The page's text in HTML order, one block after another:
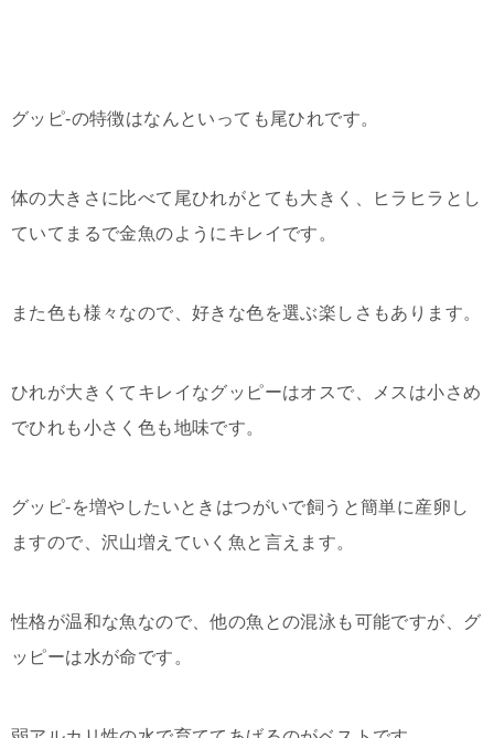
グッピ-の特徴はなんといっても尾ひれです。
体の大きさに比べて尾ひれがとても大きく、ヒラヒラとし
ていてまるで金魚のようにキレイです。
また色も様々なので、好きな色を選ぶ楽しさもあります。
ひれが大きくてキレイなグッピーはオスで、メスは小さめ
でひれも小さく色も地味です。
グッピ-を増やしたいときはつがいで飼うと簡単に産卵し
ますので、沢山増えていく魚と言えます。
性格が温和な魚なので、他の魚との混泳も可能ですが、グ
ッピーは水が命です。